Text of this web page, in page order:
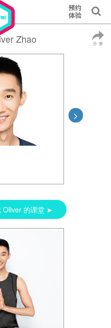
Zhao
Oliver 的课堂 ►